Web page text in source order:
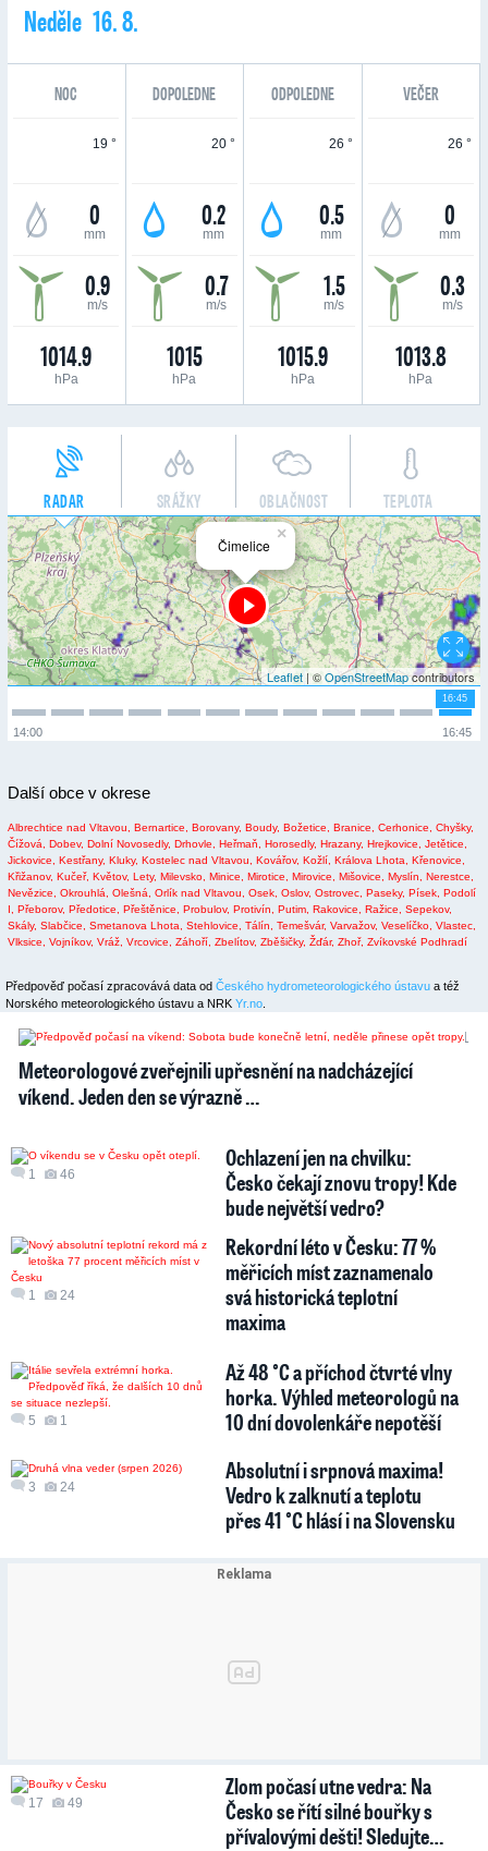
Neděle 16. 8.
NOC DOPOLEDNE ODPOLEDNE VEČER
19 °
0
mm
0.9
m/s
1014.9
hPa
20 °
0.2
mm
0.7
m/s
1015
hPa
26 °
0.5
mm
1.5
m/s
1015.9
hPa
26 °
0
mm
0.3
m/s
1013.8
hPa
RADAR SRÁŽKY OBLAČNOST TEPLOTA
×
Čimelice
Leaflet | ©OpenStreetMapcontributors
16:45
16:45
14:00
Další obce v okrese
Albrechtice nad Vltavou, Bernartice, Borovany, Boudy, Božetice, Branice, Cerhonice,
Chyšky,
Čížová,
Dobev, Dolní Novosedly, Drhovle, Heřmaň, Horosedly, Hrazany, Hrejkovice,
Jetětice,
Jickovice,
Kestřany, Kluky, Kostelec nad Vltavou, Kovářov, Kožlí, Králova Lhota,
Křenovice,
Křižanov, Kučeř, Květov, Lety, Milevsko, Minice, Mirotice, Mirovice, Mišovice, Myslín,
Nerestce,
Nevězice,
Okrouhlá, Olešná, Orlík nad Vltavou, Osek, Oslov, Ostrovec, Paseky, Písek, Podolí
I,
Přeborov, Předotice, Přeštěnice, Probulov, Protivín, Putim, Rakovice, Ražice,
Sepekov,
Skály, Slabčice, Smetanova Lhota, Stehlovice, Tálín, Temešvár, Varvažov, Veselíčko, Vlastec,
Vlksice,
Vojníkov, Vráž, Vrcovice, Záhoří, Zbelítov, Zběšičky, Žďár, Zhoř, Zvíkovské Podhradí
Předpověď počasí zpracovává data od Českého hydrometeorologického ústavu a též
Norského meteorologického ústavu a NRK Yr.no
2 1
Meteorologové zveřejnili upřesnění na nadcházející
víkend. Jeden den se výrazně …
1 46
Ochlazení jen na chvilku:
Česko čekají znovu tropy! Kde
bude největší vedro?
1 24
Rekordní léto v Česku: 77 %
měřicích míst zaznamenalo
svá historická teplotní
maxima
5 1
Až 48 °C a příchod čtvrté vlny
horka. Výhled meteorologů na
10 dní dovolenkáře nepotěší
3 24
Absolutní i srpnová maxima!
Vedro k zalknutí a teplotu
přes 41 °C hlásí i na Slovensku
17 49
Zlom počasí utne vedra: Na
Česko se řítí silné bouřky s
přívalovými dešti! Sledujte…